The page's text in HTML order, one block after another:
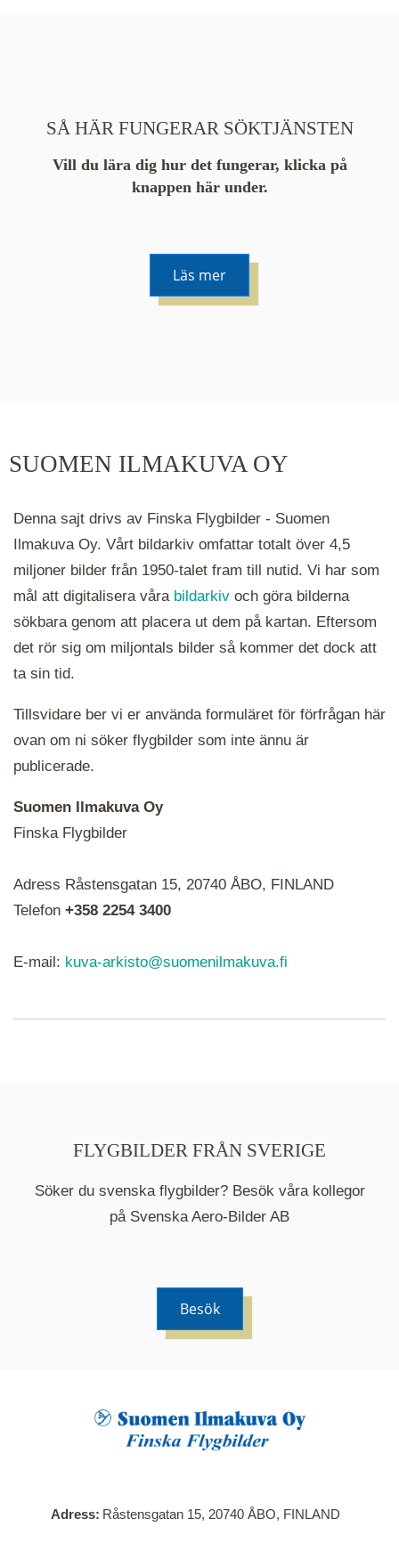
SÅ HÄR FUNGERAR SÖKTJÄNSTEN
Vill du lära dig hur det fungerar, klicka på
knappen här under.
Läs mer
hålla ned ctrl-tangenten och scrolla.
ikoner är det en serie i varje. Utplacerade bilder
syns som nålar istället.
När du klickar på en serie så öppnas en ny flik.
Här visas en karta över bilder med kända
SUOMEN ILMAKUVA OY
Denna sajt drivs av Finska Flygbilder - Suomen
Ilmakuva Oy. Vårt bildarkiv omfattar totalt över 4,5
miljoner bilder från 1950-talet fram till nutid. Vi har som
mål att digitalisera våra bildarkiv och göra bilderna
sökbara genom att placera ut dem på kartan. Eftersom
det rör sig om miljontals bilder så kommer det dock att
ta sin tid.
Tillsvidare ber vi er använda formuläret för förfrågan här
ovan om ni söker flygbilder som inte ännu är
publicerade.
Suomen Ilmakuva Oy
Finska Flygbilder
Adress Råstensgatan 15, 20740 ÅBO, FINLAND
Telefon +358 2254 3400
E-mail: kuva-arkisto@suomenilmakuva.fi
FLYGBILDER FRÅN SVERIGE
Söker du svenska flygbilder? Besök våra kollegor
på Svenska Aero-Bilder AB
Besök
Adress Råstensgatan 15, 20740 ÅBO, FINLAND